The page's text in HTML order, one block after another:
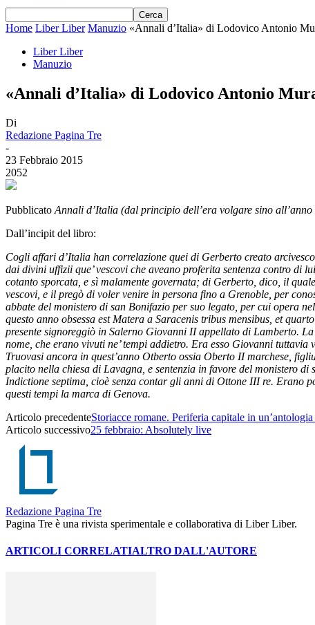
Home Liber Liber Manuzio «Annali d’Italia» di Lodovico Antonio
Liber Liber
Manuzio
«Annali d’Italia» di Lodovico Antonio
Di
Redazione Pagina Tre
-
23 Febbraio 2015
2052
Pubblicato Annali d’Italia (dal principio dell’era volgare sino
Dall’incipit del libro:
Cogli affari d’Italia han correlazione quei di Gerberto creato
dai divini uffizii que’ vescovi che aveano proferita sentenza contro di
cotanto sporcata, e sì malamente governata; di Gerberto, dico, il
vescovi, e il pregò di voler venire in persona fino a Grenoble, per
abbate del monistero di san Bonifazio per suo legato, per cui opera
questo anno obsessa est Matera a Saracenis tribus mensibus, et
presente signoreggiò in Salerno Giovanni II appellato di Lamberto.
nome, che erano vivuti ne’ tempi addietro. Era esso Giovanni
Truovasi ancora in quest’anno Otberto ossia Oberto II marchese,
placito nella chiesa di Lavagna, e sentenzia in favore del monistero
Indictione septima, cioè senza contar gli anni di Ottone III re. Erano
questi tempi la marca di Genova.
Articolo precedenteStoriacce romane. Periferia capitale in
Articolo successivo25 febbraio: Absolutely live
Redazione Pagina Tre
Pagina Tre è una rivista sperimentale e collaborativa di Liber Liber.
ARTICOLI CORRELATIALTRO DALL'AUTORE